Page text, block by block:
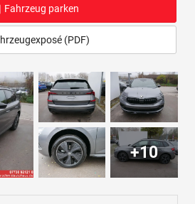
Fahrzeug parken
(PDF)
+10